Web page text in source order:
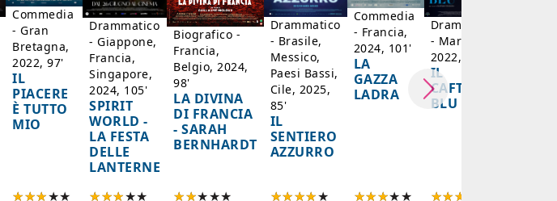
Commedia
- Gran
Bretagna,
2022, 97'
IL
PIACERE
È TUTTO
MIO
Drammatico
- Giappone,
Francia,
Singapore,
2024, 105'
SPIRIT
WORLD -
LA FESTA
DELLE
LANTERNE
Biografico -
Francia,
Belgio, 2024,
98'
LA DIVINA
DI FRANCIA
- SARAH
BERNHARDT
Drammatico
- Brasile,
Messico,
Paesi Bassi,
Cile, 2025,
85'
IL
SENTIERO
AZZURRO
Commedia
- Francia,
2024, 101'
LA
GAZZA
LADRA
Drammatico
- Marocco,
2022, 122'
IL
CAFTANO
BLU